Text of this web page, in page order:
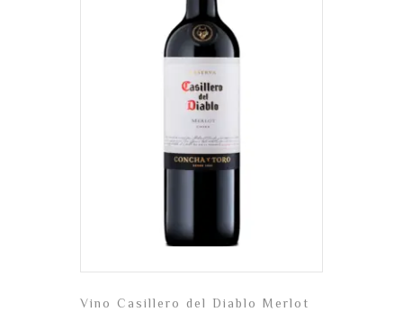
Vino Casillero del Diablo Merlot